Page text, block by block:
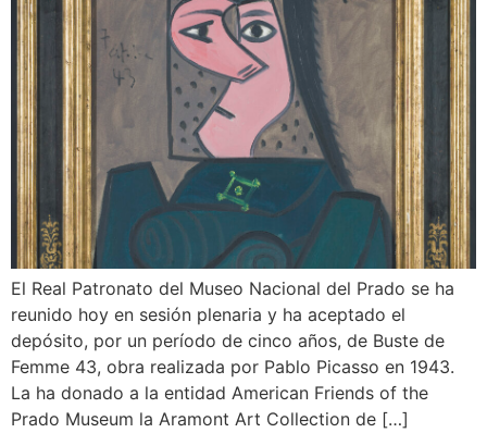
El Real Patronato del Museo Nacional del Prado se ha
reunido hoy en sesión plenaria y ha aceptado el
depósito, por un período de cinco años, de Buste de
Femme 43, obra realizada por Pablo Picasso en 1943.
La ha donado a la entidad American Friends of the
Prado Museum la Aramont Art Collection de […]